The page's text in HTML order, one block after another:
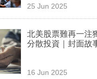
25 Jun 2025
北美股票難再一注
分散投資｜封面故
16 Jun 2025